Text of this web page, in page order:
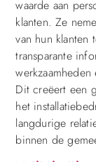
waarde aan
klanten. Ze
van hun klanten
transparante
Dit creëert een
het
langdurige
binnen de